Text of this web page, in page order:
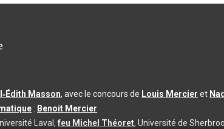
Masson, avec le concours de Louis Mercier et
: Benoit Mercier
Laval,feu Michel Théoret, Université de